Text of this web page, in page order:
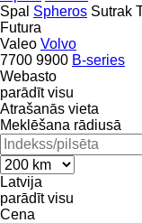
Spal Spheros Sutrak
Futura
Valeo Volvo
7700 9900 B-series
Webasto
parādīt visu
Atrašanās vieta
Meklēšana rādiusā
Latvija
parādīt visu
Cena